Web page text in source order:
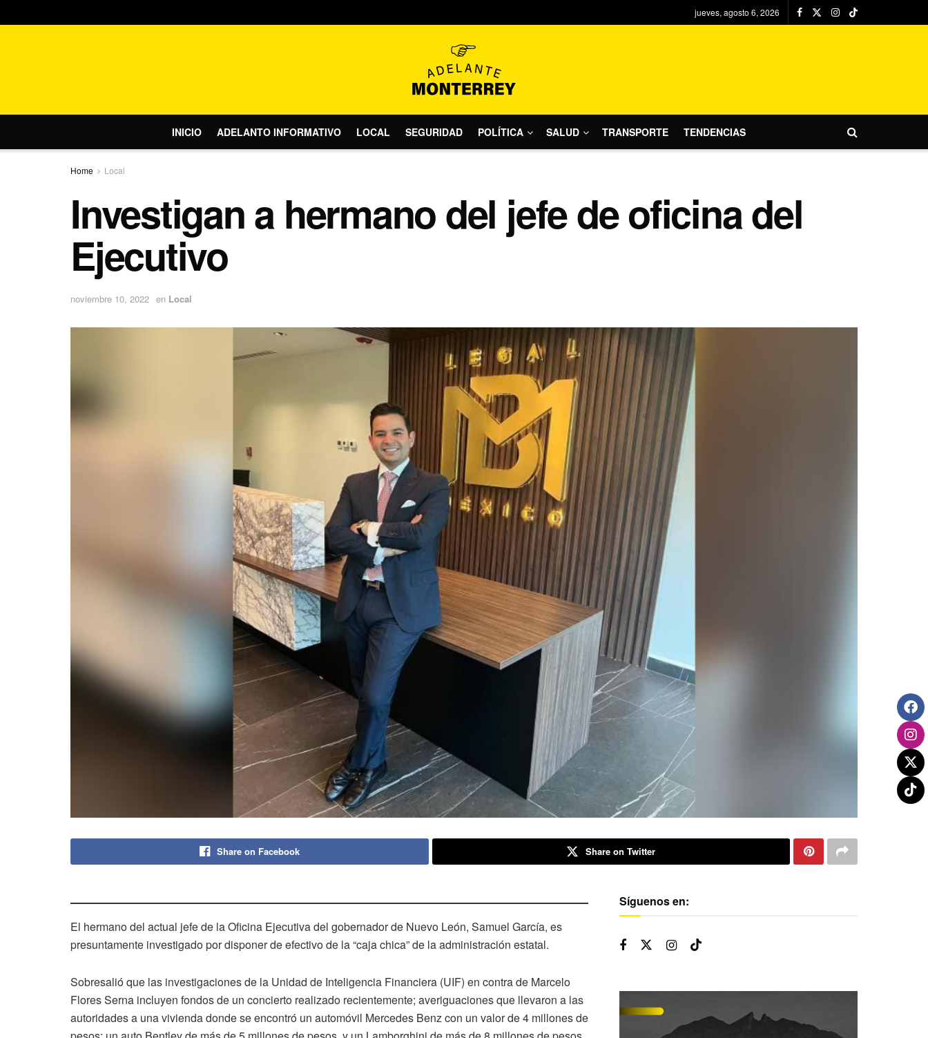
jueves, agosto 6, 2026
INICIO ADELANTO INFORMATIVO LOCAL SEGURIDAD POLÍTICA SALUD TRANSPORTE TENDENCIAS
Home Local
Investigan a hermano del jefe de oficina del
Ejecutivo
noviembre 10, 2022 en Local
Share on Facebook Share on Twitter
El hermano del actual jefe de la Oficina Ejecutiva del gobernador de Nuevo León, Samuel García, es
presuntamente investigado por disponer de efectivo de la “caja chica” de la administración estatal.
Sobresalió que las investigaciones de la Unidad de Inteligencia Financiera (UIF) en contra de Marcelo
Flores Serna incluyen fondos de un concierto realizado recientemente; averiguaciones que llevaron a las
autoridades a una vivienda donde se encontró un automóvil Mercedes Benz con un valor de 4 millones de
Síguenos en: